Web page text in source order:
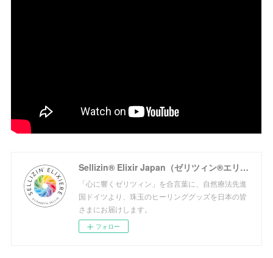
Sellizin® Elixir Japan（ゼリツィン®エリクサージャパン公式サイト）
「心に響くゼリツィン」を合言葉に、自然療法先進
国ドイツより、珠玉のヒーリンググッズを日本の皆
さまにお届けします。
フォロー